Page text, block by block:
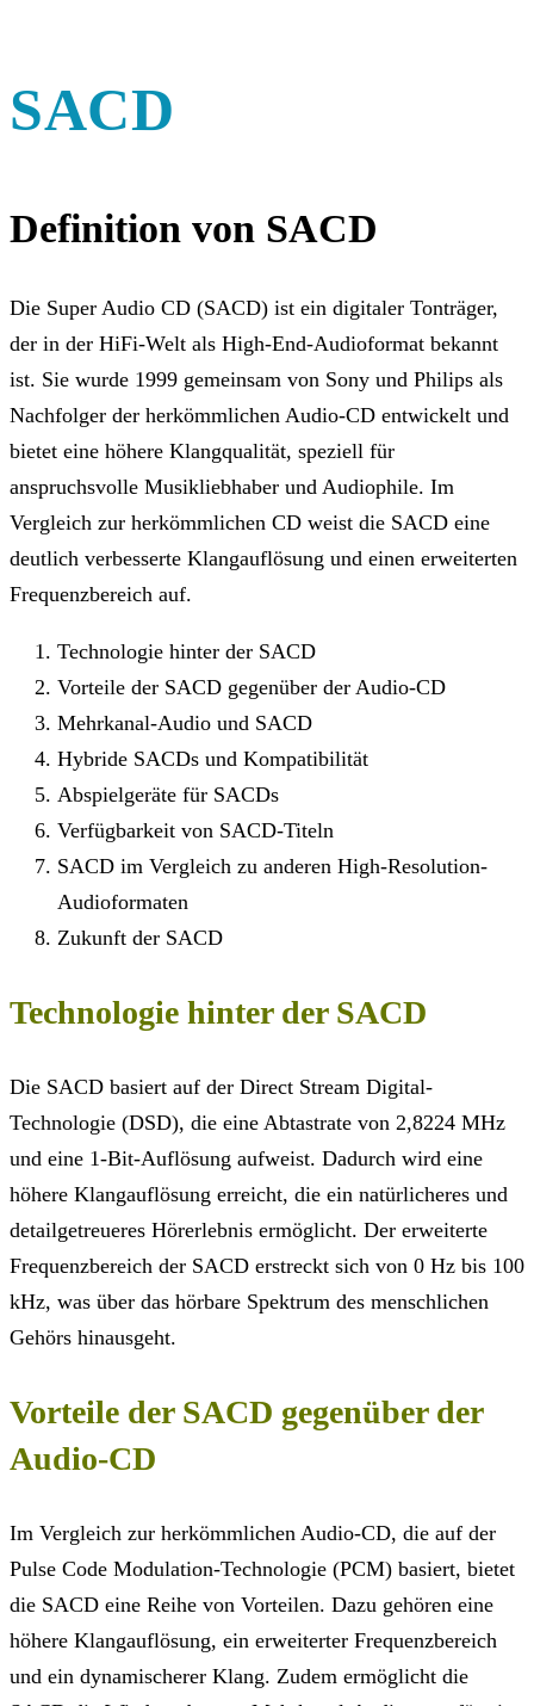
SACD
Definition von SACD
Die Super Audio CD (SACD) ist ein digitaler Tonträger,
der in der HiFi-Welt als High-End-Audioformat bekannt
ist. Sie wurde 1999 gemeinsam von Sony und Philips als
Nachfolger der herkömmlichen Audio-CD entwickelt und
bietet eine höhere Klangqualität, speziell für
anspruchsvolle Musikliebhaber und Audiophile. Im
Vergleich zur herkömmlichen CD weist die SACD eine
deutlich verbesserte Klangauflösung und einen erweiterten
Frequenzbereich auf.
Technologie hinter der SACD
Vorteile der SACD gegenüber der Audio-CD
Mehrkanal-Audio und SACD
Hybride SACDs und Kompatibilität
Abspielgeräte für SACDs
Verfügbarkeit von SACD-Titeln
SACD im Vergleich zu anderen High-Resolution-
Audioformaten
Zukunft der SACD
Technologie hinter der SACD
Die SACD basiert auf der Direct Stream Digital-
Technologie (DSD), die eine Abtastrate von 2,8224 MHz
und eine 1-Bit-Auflösung aufweist. Dadurch wird eine
höhere Klangauflösung erreicht, die ein natürlicheres und
detailgetreueres Hörerlebnis ermöglicht. Der erweiterte
Frequenzbereich der SACD erstreckt sich von 0 Hz bis 100
kHz, was über das hörbare Spektrum des menschlichen
Gehörs hinausgeht.
Vorteile der SACD gegenüber der
Audio-CD
Im Vergleich zur herkömmlichen Audio-CD, die auf der
Pulse Code Modulation-Technologie (PCM) basiert, bietet
die SACD eine Reihe von Vorteilen. Dazu gehören eine
höhere Klangauflösung, ein erweiterter Frequenzbereich
und ein dynamischerer Klang. Zudem ermöglicht die